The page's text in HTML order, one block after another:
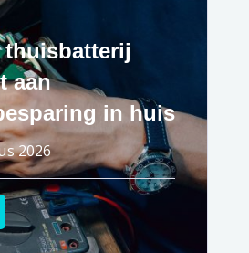
thuisbatterij
aan
in huis
2026